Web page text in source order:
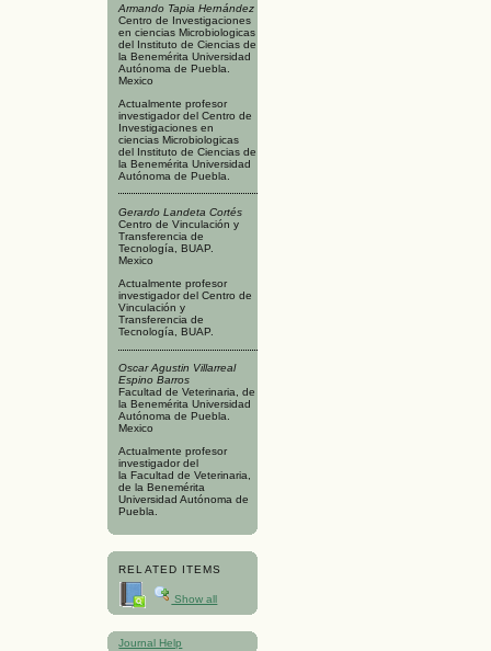
Armando Tapia Hernández
Centro de Investigaciones
en ciencias Microbiologicas
del Instituto de Ciencias de
la Benemérita Universidad
Autónoma de Puebla.
Mexico
Actualmente profesor
investigador del Centro de
Investigaciones en
ciencias Microbiologicas
del Instituto de Ciencias de
la Benemérita Universidad
Autónoma de Puebla.
Gerardo Landeta Cortés
Centro de Vinculación y
Transferencia de
Tecnología, BUAP.
Mexico
Actualmente profesor
investigador del Centro de
Vinculación y
Transferencia de
Tecnología, BUAP.
Oscar Agustin Villarreal
Espino Barros
Facultad de Veterinaria, de
la Benemérita Universidad
Autónoma de Puebla.
Mexico
Actualmente profesor
investigador del
la Facultad de Veterinaria,
de la Benemérita
Universidad Autónoma de
Puebla.
RELATED ITEMS
Show all
Journal Help